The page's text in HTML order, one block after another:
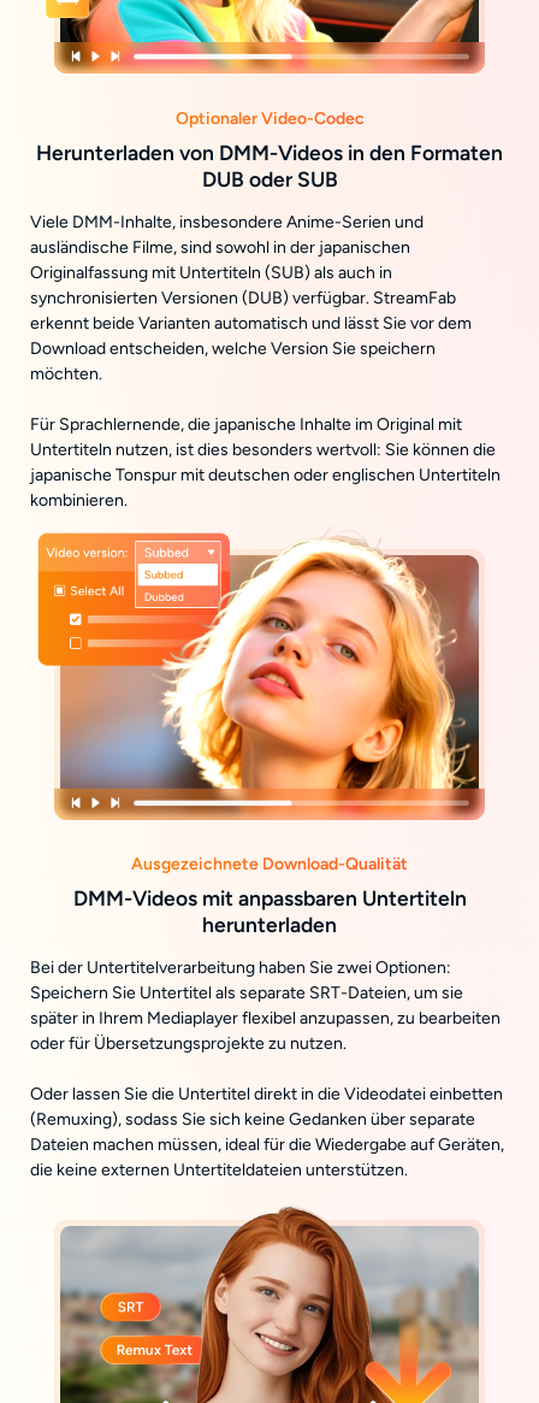
Optionaler Video-Codec
Herunterladen von DMM-Videos in den Formaten
DUB oder SUB
Viele DMM-Inhalte, insbesondere Anime-Serien und
ausländische Filme, sind sowohl in der japanischen
Originalfassung mit Untertiteln (SUB) als auch in
synchronisierten Versionen (DUB) verfügbar. StreamFab
erkennt beide Varianten automatisch und lässt Sie vor dem
Download entscheiden, welche Version Sie speichern
möchten.
Für Sprachlernende, die japanische Inhalte im Original mit
Untertiteln nutzen, ist dies besonders wertvoll: Sie können die
japanische Tonspur mit deutschen oder englischen Untertiteln
kombinieren.
Ausgezeichnete Download-Qualität
DMM-Videos mit anpassbaren Untertiteln
herunterladen
Bei der Untertitelverarbeitung haben Sie zwei Optionen:
Speichern Sie Untertitel als separate SRT-Dateien, um sie
später in Ihrem Mediaplayer flexibel anzupassen, zu bearbeiten
oder für Übersetzungsprojekte zu nutzen.
Oder lassen Sie die Untertitel direkt in die Videodatei einbetten
(Remuxing), sodass Sie sich keine Gedanken über separate
Dateien machen müssen, ideal für die Wiedergabe auf Geräten,
die keine externen Untertiteldateien unterstützen.